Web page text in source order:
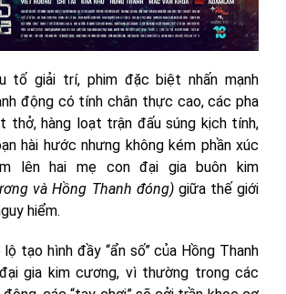
tố giải trí, phim đặc biệt nhấn mạnh
động có tính chân thực cao, các pha
thở, hàng loạt trận đấu súng kịch tính,
hài hước nhưng không kém phần xúc
lên hai mẹ con đại gia buôn kim
và Hồng Thanh đóng) giữa thế giới
hiểm.
tạo hình đầy “ẩn số” của Hồng Thanh
gia kim cương, vì thường trong các